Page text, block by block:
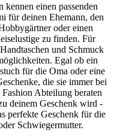
einen passenden
für deinen Ehemann, den
oder einen
zu finden. Für
und Schmuck
Egal ob ein
für die Oma oder eine
die sie immer bei
Abteilung beraten
deinem Geschenk wird -
perfekte Geschenk für die
Schwiegermutter.